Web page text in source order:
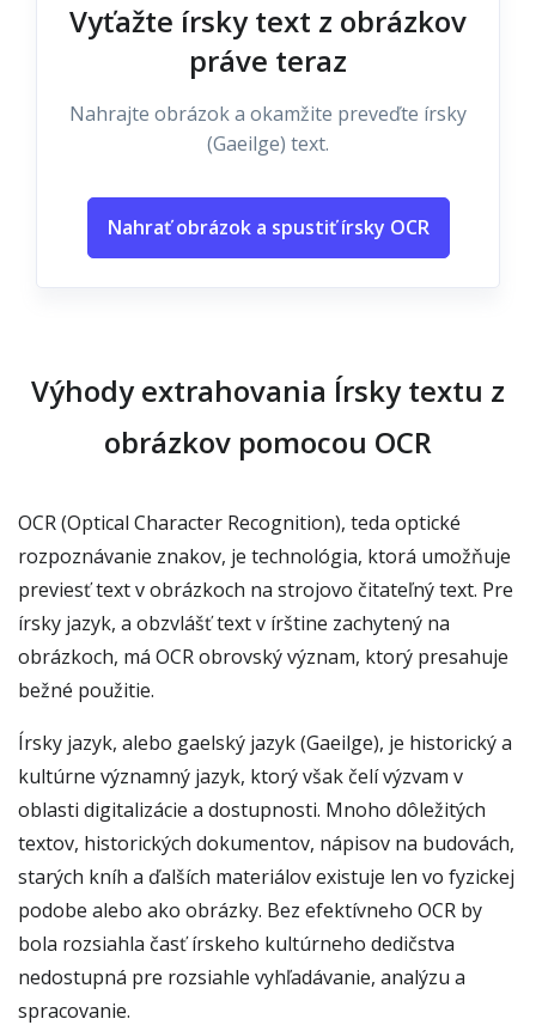
Vyťažte írsky text z obrázkov
práve teraz
Nahrajte obrázok a okamžite preveďte írsky
(Gaeilge) text.
Nahrať obrázok a spustiť írsky OCR
Výhody extrahovania Írsky textu z
obrázkov pomocou OCR
OCR (Optical Character Recognition), teda optické
rozpoznávanie znakov, je technológia, ktorá umožňuje
previesť text v obrázkoch na strojovo čitateľný text. Pre
írsky jazyk, a obzvlášť text v írštine zachytený na
obrázkoch, má OCR obrovský význam, ktorý presahuje
bežné použitie.
Írsky jazyk, alebo gaelský jazyk (Gaeilge), je historický a
kultúrne významný jazyk, ktorý však čelí výzvam v
oblasti digitalizácie a dostupnosti. Mnoho dôležitých
textov, historických dokumentov, nápisov na budovách,
starých kníh a ďalších materiálov existuje len vo fyzickej
podobe alebo ako obrázky. Bez efektívneho OCR by
bola rozsiahla časť írskeho kultúrneho dedičstva
nedostupná pre rozsiahle vyhľadávanie, analýzu a
spracovanie.